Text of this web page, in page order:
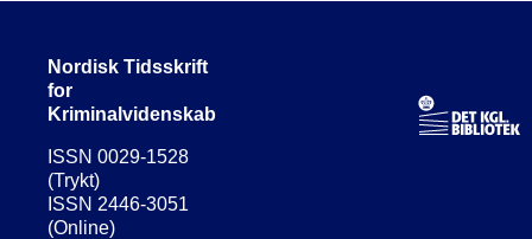
Nordisk Tidsskrift
for
Kriminalvidenskab
ISSN 0029-1528
(Trykt)
ISSN 2446-3051
(Online)